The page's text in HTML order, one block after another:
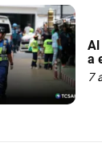
Al
a
7